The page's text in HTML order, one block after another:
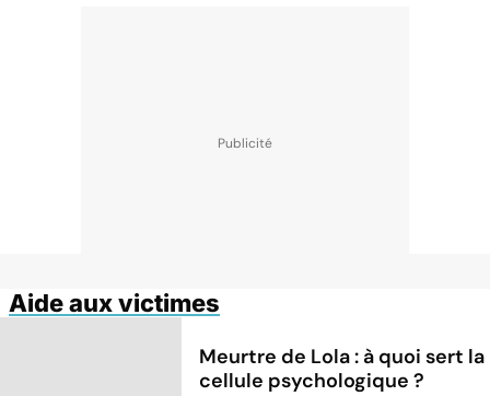
Aide aux victimes
Meurtre de Lola : à quoi sert la
cellule psychologique ?